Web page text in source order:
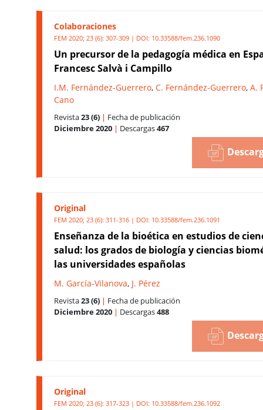
Colaboraciones
FEM 2020; 23 (6): 307-309 | DOI: 10.33588/fem.236.1090
Un precursor de la pedagogía médica en
Francesc Salvà i Campillo
I.M. Fernández-Guerrero, C. Fernández-Guerrero, A.
Cano
Revista23 (6) | Fecha de publicación
Diciembre 2020 | Descargas467
Original
FEM 2020; 23 (6): 311-316 | DOI: 10.33588/fem.236.1091
Enseñanza de la bioética en estudios de
salud: los grados de biología y ciencias
las universidades españolas
M. García-Vilanova, J. Pérez
Revista23 (6) | Fecha de publicación
Diciembre 2020 | Descargas488
Original
FEM 2020; 23 (6): 317-323 | DOI: 10.33588/fem.236.1092